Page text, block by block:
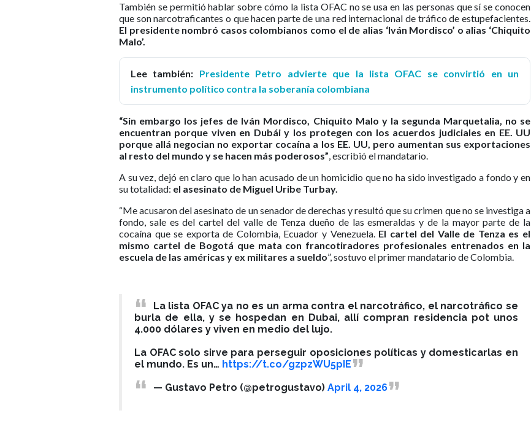
También se permitió hablar sobre cómo la lista OFAC no se usa en las personas que sí se conocen
que son narcotraficantes o que hacen parte de una red internacional de tráfico de estupefacientes.
El presidente nombró casos colombianos como el de alias ‘Iván Mordisco’ o alias ‘Chiquito
Malo’.
Lee también: Presidente Petro advierte que la lista OFAC se convirtió en un
instrumento político contra la soberanía colombiana
“Sin embargo los jefes de Iván Mordisco, Chiquito Malo y la segunda Marquetalia, no se
encuentran porque viven en Dubái y los protegen con los acuerdos judiciales en EE. UU
porque allá negocian no exportar cocaína a los EE. UU, pero aumentan sus exportaciones
al resto del mundo y se hacen más poderosos”, escribió el mandatario.
A su vez, dejó en claro que lo han acusado de un homicidio que no ha sido investigado a fondo y en
su totalidad: el asesinato de Miguel Uribe Turbay.
“Me acusaron del asesinato de un senador de derechas y resultó que su crimen que no se investiga a
fondo, sale es del cartel del valle de Tenza dueño de las esmeraldas y de la mayor parte de la
cocaína que se exporta de Colombia, Ecuador y Venezuela. El cartel del Valle de Tenza es el
mismo cartel de Bogotá que mata con francotiradores profesionales entrenados en la
escuela de las américas y ex militares a sueldo”, sostuvo el primer mandatario de Colombia.
La lista OFAC ya no es un arma contra el narcotráfico, el narcotráfico se
burla de ella, y se hospedan en Dubai, allí compran residencia pot unos
4.000 dólares y viven en medio del lujo.
La OFAC solo sirve para perseguir oposiciones políticas y domesticarlas en
el mundo. Es un… https://t.co/gzpzWU5pIE
— Gustavo Petro (@petrogustavo) April 4, 2026